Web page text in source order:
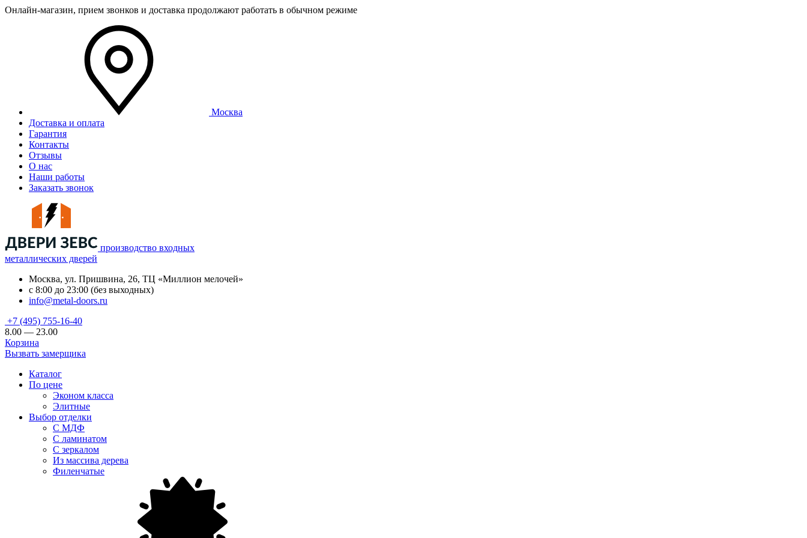
Онлайн-магазин, прием звонков и доставка продолжают работать в обычном режиме
Москва
Доставка и оплата
Гарантия
Контакты
Отзывы
О нас
Наши работы
Заказать звонок
производство входных
металлических дверей
Москва, ул. Пришвина, 26, ТЦ «Миллион мелочей»
с 8:00 до 23:00 (без выходных)
info@metal-doors.ru
+7 (495) 755-16-40
8.00 — 23.00
Корзина
Вызвать замерщика
Каталог
По цене
Эконом класса
Элитные
Выбор отделки
С МДФ
С ламинатом
С зеркалом
Из массива дерева
Филенчатые